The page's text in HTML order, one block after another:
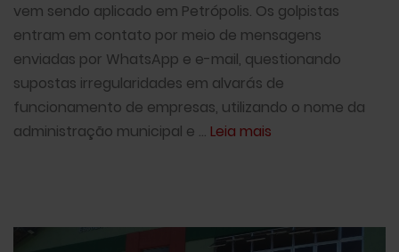
vem sendo aplicado em Petrópolis. Os golpistas
entram em contato por meio de mensagens
enviadas por WhatsApp e e-mail, questionando
supostas irregularidades em alvarás de
funcionamento de empresas, utilizando o nome da
administração municipal e ... Leia mais